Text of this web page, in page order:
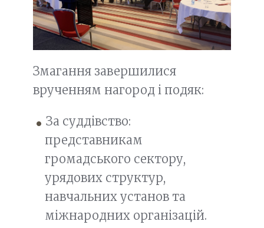
Змагання завершилися
врученням нагород і подяк:
За суддівство:
представникам
громадського сектору,
урядових структур,
навчальних установ та
міжнародних організацій.